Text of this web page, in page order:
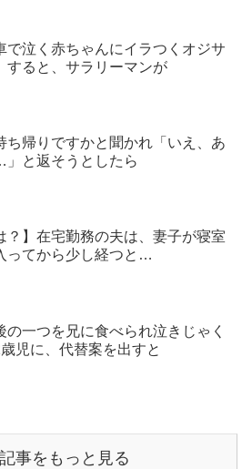
で泣く赤ちゃんにイラつくオジサ
すると、サラリーマンが
ち帰りですかと聞かれ「いえ、あ
と返そうとしたら
？】在宅勤務の夫は、妻子が寝室
ってから少し経つと…
の一つを兄に食べられ泣きじゃく
児に、代替案を出すと
事をもっと見る